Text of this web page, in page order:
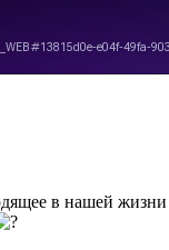
в нашей жизни